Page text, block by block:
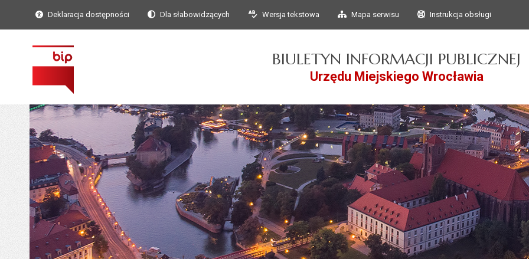
Przejdź do głównego
Przejdź do treści
Deklaracja dostępności Dla słabowidzących Wersja tekstowa Mapa serwisu Instrukcja obsługi
BIULETYN INFORMACJI PUBLICZNEJ
Urzędu Miejskiego Wrocławia